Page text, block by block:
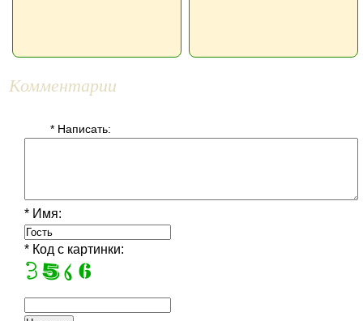
Комментарии
* Написать:
* Имя:
* Код с картинки: